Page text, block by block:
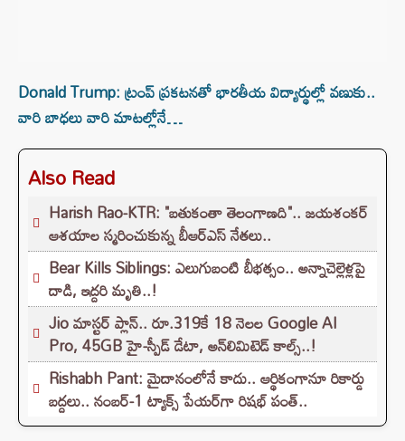
Donald Trump: ట్రంప్ ప్రకటనతో భారతీయ విద్యార్థుల్లో వణుకు..
వారి బాధలు వారి మాటల్లోనే…
Also Read
Harish Rao-KTR: "బతుకంతా తెలంగాణది".. జయశంకర్
ఆశయాల స్మరించుకున్న బీఆర్ఎస్ నేతలు..
Bear Kills Siblings: ఎలుగుబంటి బీభత్సం.. అన్నాచెల్లెళ్లపై
దాడి, ఇద్దరి మృతి..!
Jio మాస్టర్ ప్లాన్.. రూ.319కే 18 నెలల Google AI
Pro, 45GB హై-స్పీడ్ డేటా, అన్⁭లిమిటెడ్ కాల్స్..!
Rishabh Pant: మైదానంలోనే కాదు.. ఆర్థికంగానూ రికార్డు
బద్దలు.. నంబర్-1 ట్యాక్స్ పేయర్‌గా రిషభ్ పంత్..